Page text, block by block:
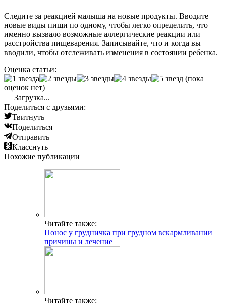
Следите за реакцией малыша на новые продукты. Вводите
новые виды пищи по одному, чтобы легко определить, что
именно вызвало возможные аллергические реакции или
расстройства пищеварения. Записывайте, что и когда вы
вводили, чтобы отслеживать изменения в состоянии ребенка.
Оценка статьи:
(пока
оценок нет)
Загрузка...
Поделиться с друзьями:
Твитнуть
Поделиться
Отправить
Класснуть
Похожие публикации
Читайте также:
Понос у грудничка при грудном вскармливании
причины и лечение
Читайте также: